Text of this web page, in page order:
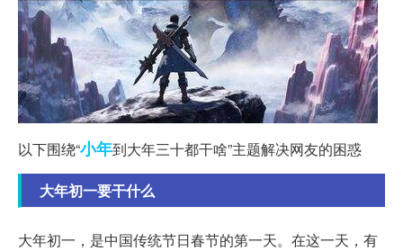
以下围绕“小年到大年三十都干啥”主题解决网友的困惑
大年初一要干什么
大年初一，是中国传统节日春节的第一天。在这一天，有